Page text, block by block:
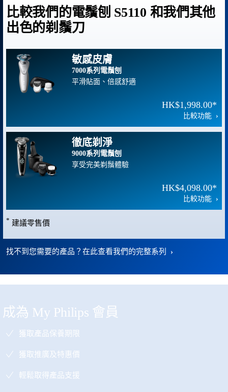
比較我們的電鬚刨 S5110 和我們其他
出色的剃鬚刀
敏感皮膚
7000系列電鬚刨
平滑貼面、倍感舒適
HK$1,998.00*
比較功能
徹底剃淨
9000系列電鬚刨
享受完美剃鬚體驗
HK$4,098.00*
比較功能
* 建議零售價
找不到您需要的產品？在此查看我們的完整系列
成為 My Philips 會員
獲取產品保養期限
獲取推廣及特惠價
輕鬆取得產品支援